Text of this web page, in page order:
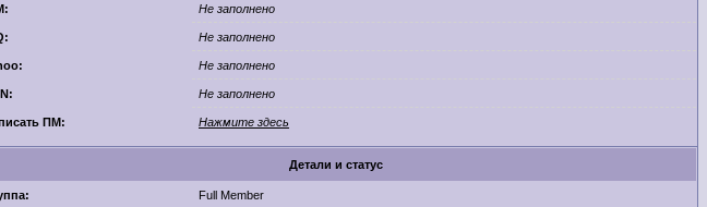
Не заполнено
Не заполнено
Не заполнено
Не заполнено
ПМ: Нажмите здесь
Детали и статус
Full Member